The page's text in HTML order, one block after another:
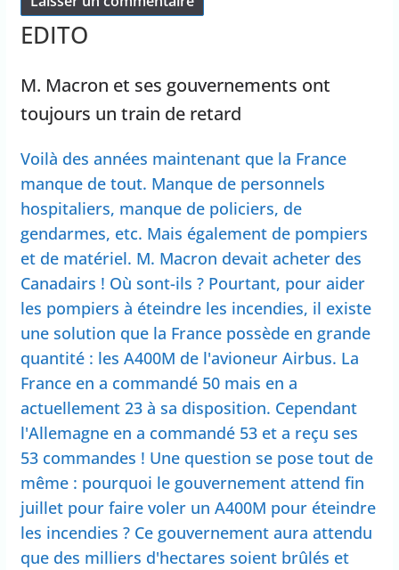
EDITO
M. Macron et ses gouvernements ont
toujours un train de retard
Voilà des années maintenant que la France
manque de tout. Manque de personnels
hospitaliers, manque de policiers, de
gendarmes, etc. Mais également de pompiers
et de matériel. M. Macron devait acheter des
Canadairs ! Où sont-ils ? Pourtant, pour aider
les pompiers à éteindre les incendies, il existe
une solution que la France possède en grande
quantité : les A400M de l'avioneur Airbus. La
France en a commandé 50 mais en a
actuellement 23 à sa disposition. Cependant
l'Allemagne en a commandé 53 et a reçu ses
53 commandes ! Une question se pose tout de
même : pourquoi le gouvernement attend fin
juillet pour faire voler un A400M pour éteindre
les incendies ? Ce gouvernement aura attendu
que des milliers d'hectares soient brûlés et